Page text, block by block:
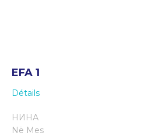
EFA 1
Détails
НИНА
Në Mes